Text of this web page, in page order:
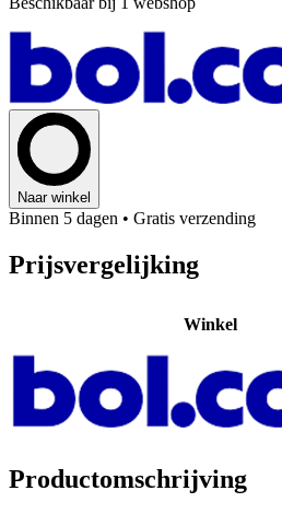
Naar winkel
Binnen 5 dagen • Gratis verzending
Prijsvergelijking
Winkel
Productomschrijving